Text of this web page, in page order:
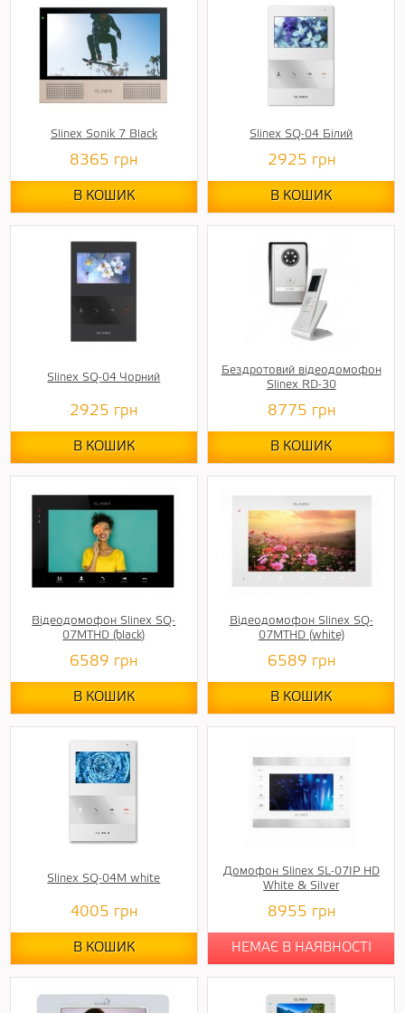
Slinex Sonik 7 Black
8365 грн
В КОШИК
Slinex SQ-04 Білий
2925 грн
В КОШИК
Slinex SQ-04 Чорний
2925 грн
В КОШИК
Бездротовий відеодомофон
Slinex RD-30
8775 грн
В КОШИК
Відеодомофон Slinex SQ-
07MTHD (black)
6589 грн
В КОШИК
Відеодомофон Slinex SQ-
07MTHD (white)
6589 грн
В КОШИК
Slinex SQ-04M white
4005 грн
В КОШИК
Домофон Slinex SL-07IP HD
White & Silver
8955 грн
НЕМАЄ В НАЯВНОСТІ